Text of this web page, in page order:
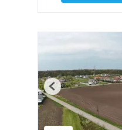
Previous